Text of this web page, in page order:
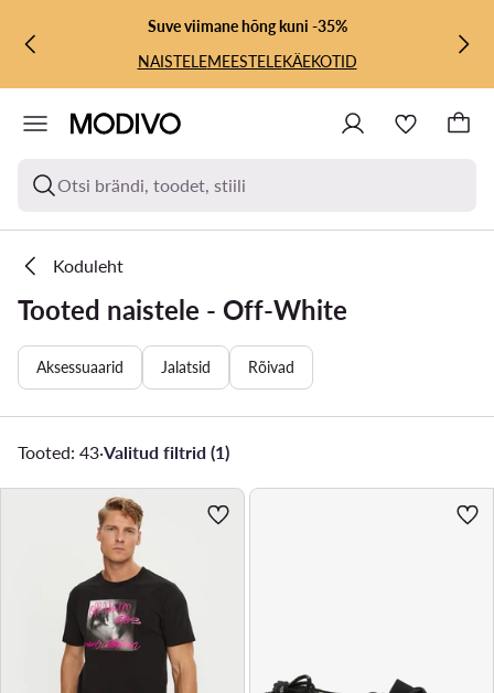
LIIGU PÕHISISU JUURDE
MINE OTSINGUSSESuve viimane hõng kuni -35%
NAISTELEMEESTELEKÄEKOTID
Otsi brändi, toodet, stiili
Koduleht
Tooted naistele - Off-White
Aksessuaarid Jalatsid Rõivad
Tooted: 43·Valitud filtrid (1)